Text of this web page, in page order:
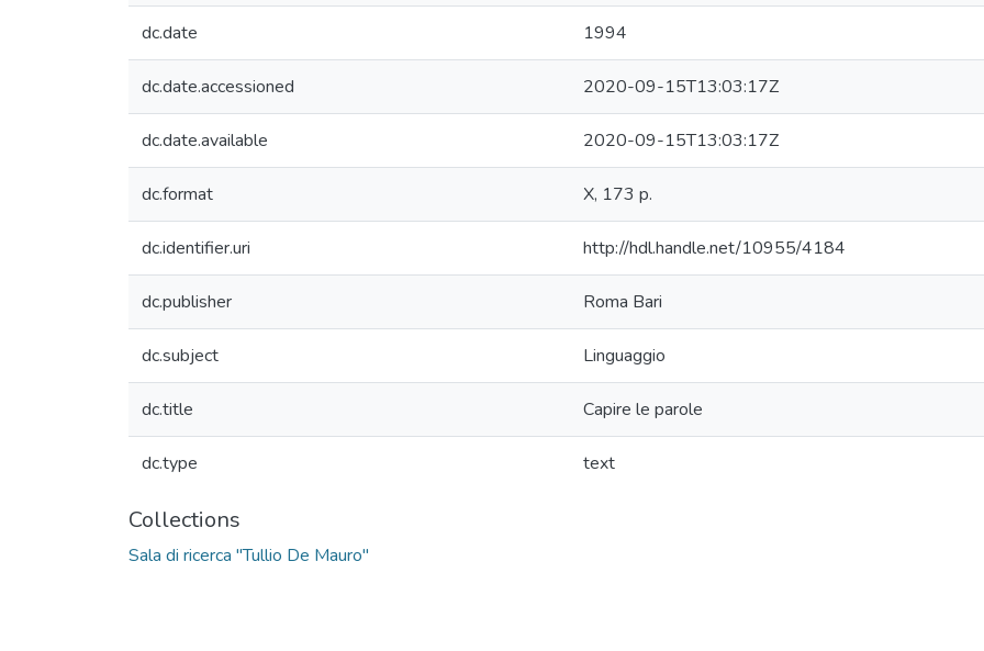
dc.date 1994
dc.date.accessioned 2020-09-15T13:03:17Z
dc.date.available 2020-09-15T13:03:17Z
dc.format X, 173 p.
dc.identifier.uri http://hdl.handle.net/10955/4184
dc.publisher Roma Bari
dc.subject Linguaggio
dc.title Capire le parole
dc.type text
Collections
Sala di ricerca "Tullio De Mauro"